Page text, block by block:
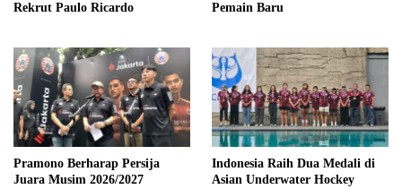
Rekrut Paulo Ricardo
Pemain Baru
Pramono Berharap Persija
Juara Musim 2026/2027
Indonesia Raih Dua Medali di
Asian Underwater Hockey